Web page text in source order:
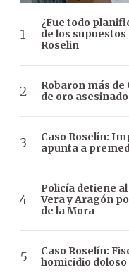
¿Fue todo
de los
Roselin
Robaron más
de oro
Caso Roselín:
apunta a
Policía detiene
Vera y Aragón
de la Mora
Caso Roselín:
homicidio doloso